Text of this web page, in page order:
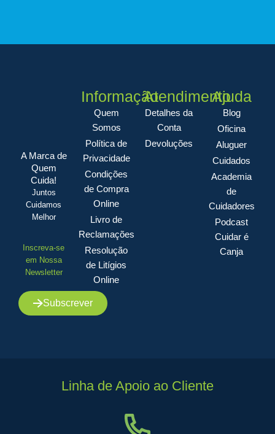
A Marca de
Quem
Cuida!
Juntos
Cuidamos
Melhor
Inscreva-se
em Nossa
Newsletter
Subscrever
Informação
Quem
Somos
Política de
Privacidade
Condições
de Compra
Online
Livro de
Reclamações
Resolução
de Litígios
Online
Atendimento
Detalhes da
Conta
Devoluções
Ajuda
Blog
Oficina
Aluguer
Cuidados
Academia
de
Cuidadores
Podcast
Cuidar é
Canja
Linha de Apoio ao Cliente